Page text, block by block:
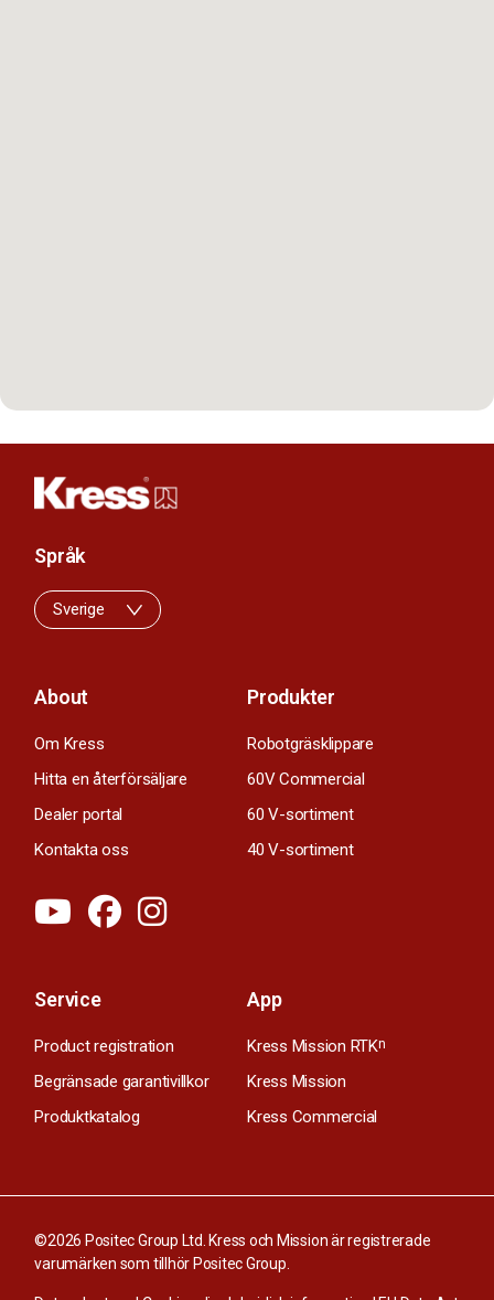
About
Om Kress
Hitta en återförsäljare
Dealer portal
Kontakta oss
Produkter
Robotgräsklippare
60V Commercial
60 V-sortiment
40 V-sortiment
Service
Product registration
Begränsade garantivillkor
Produktkatalog
App
Kress Mission RTKn
Kress Mission
Kress Commercial
Språk
Sverige
©2026 Positec Group Ltd. Kress och Mission är registrerade
varumärken som tillhör Positec Group.